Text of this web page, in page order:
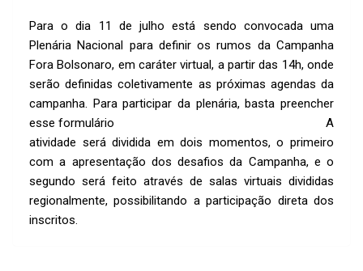
Para o dia 11 de julho está sendo convocada uma
Plenária Nacional para definir os rumos da Campanha
Fora Bolsonaro, em caráter virtual, a partir das 14h, onde
serão definidas coletivamente as próximas agendas da
campanha. Para participar da plenária, basta preencher
esse formulário
A
atividade será dividida em dois momentos, o primeiro
com a apresentação dos desafios da Campanha, e o
segundo será feito através de salas virtuais divididas
regionalmente, possibilitando a participação direta dos
inscritos.